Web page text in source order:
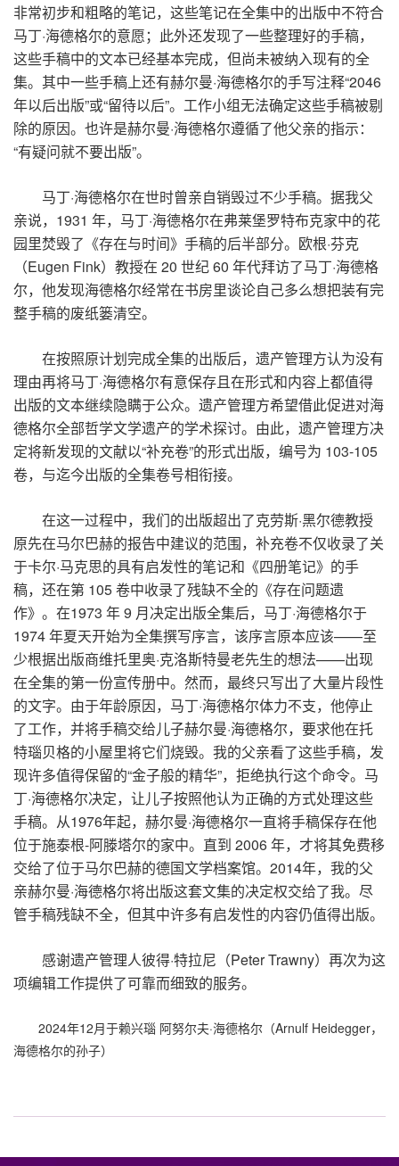
非常初步和粗略的笔记，这些笔记在全集中的出版中不符合
马丁·海德格尔的意愿；此外还发现了一些整理好的手稿，
这些手稿中的文本已经基本完成，但尚未被纳入现有的全
集。其中一些手稿上还有赫尔曼·海德格尔的手写注释“2046
年以后出版”或“留待以后”。工作小组无法确定这些手稿被剔
除的原因。也许是赫尔曼·海德格尔遵循了他父亲的指示：
“有疑问就不要出版”。
马丁·海德格尔在世时曾亲自销毁过不少手稿。据我父
亲说， 1931 年，马丁·海德格尔在弗莱堡罗特布克家中的花
园里焚毁了《存在与时间》手稿的后半部分。欧根·芬克
（Eugen Fink）教授在 20 世纪60 年代拜访了马丁·海德格
尔，他发现海德格尔经常在书房里谈论自己多么想把装有完
整手稿的废纸篓清空。
在按照原计划完成全集的出版后，遗产管理方认为没有
理由再将马丁·海德格尔有意保存且在形式和内容上都值得
出版的文本继续隐瞒于公众。遗产管理方希望借此促进对海
德格尔全部哲学文学遗产的学术探讨。由此，遗产管理方决
定将新发现的文献以“补充卷”的形式出版，编号为 103-105
卷，与迄今出版的全集卷号相衔接。
在这一过程中，我们的出版超出了克劳斯·黑尔德教授
原先在马尔巴赫的报告中建议的范围，补充卷不仅收录了关
于卡尔·马克思的具有启发性的笔记和《四册笔记》的手
稿，还在第 105卷中收录了残缺不全的《存在问题遗
作》。在1973 年9 月决定出版全集后，马丁·海德格尔于
1974年夏天开始为全集撰写序言，该序言原本应该——至
少根据出版商维托里奥·克洛斯特曼老先生的想法——出现
在全集的第一份宣传册中。然而，最终只写出了大量片段性
的文字。由于年龄原因，马丁·海德格尔体力不支，他停止
了工作，并将手稿交给儿子赫尔曼·海德格尔，要求他在托
特瑙贝格的小屋里将它们烧毁。我的父亲看了这些手稿，发
现许多值得保留的“金子般的精华”，拒绝执行这个命令。马
丁·海德格尔决定，让儿子按照他认为正确的方式处理这些
手稿。从1976年起，赫尔曼·海德格尔一直将手稿保存在他
位于施泰根-阿滕塔尔的家中。直到 2006年，才将其免费移
交给了位于马尔巴赫的德国文学档案馆。 2014年，我的父
亲赫尔曼·海德格尔将出版这套文集的决定权交给了我。尽
管手稿残缺不全，但其中许多有启发性的内容仍值得出版。
感谢遗产管理人彼得·特拉尼（Peter Trawny）再次为这
项编辑工作提供了可靠而细致的服务。
2024年12月于赖兴瑙 阿努尔夫·海德格尔（Arnulf Heidegger，
海德格尔的孙子）